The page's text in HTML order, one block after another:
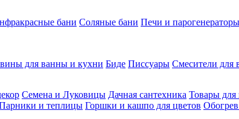
бани Соляные бани Печи и
для ванны и кухни Биде Писсуары Смесители для
Семена и Луковицы Дачная сантехника Товары для
и теплицы Горшки и кашпо для цветов